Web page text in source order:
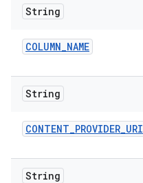
String
COLUMN_NAME
String
CONTENT_PROVIDER_URI
String